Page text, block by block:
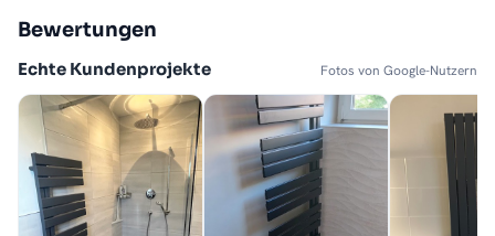
Bewertungen
Echte Kundenprojekte Fotos von Google-Nutzern